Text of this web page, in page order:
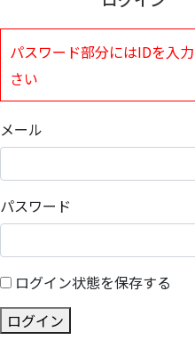
パスワード部分にはIDを入
さい
メール
パスワード
ログイン状態を保存する
ログイン